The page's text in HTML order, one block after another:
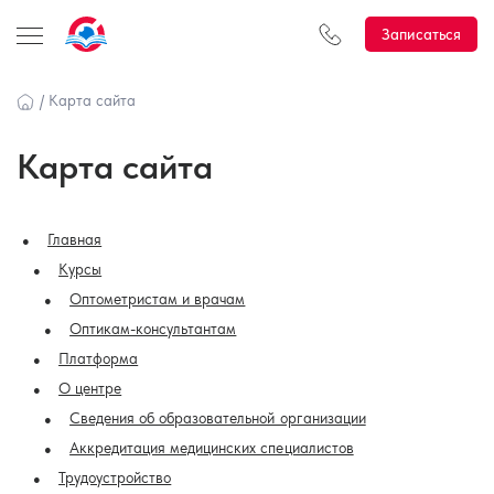
Записаться
/ Карта сайта
Карта сайта
Главная
Курсы
Оптометристам и врачам
Оптикам-консультантам
Платформа
О центре
Сведения об образовательной организации
Аккредитация медицинских специалистов
Трудоустройство